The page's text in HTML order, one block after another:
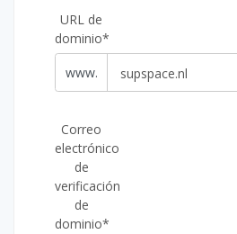
URL de
dominio*
www.
Correo
electrónico
de
verificación
de
dominio*